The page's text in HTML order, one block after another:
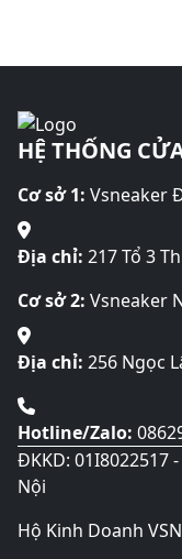
HỆ THỐNG
Cơ sở 1: Vsneaker
Địa chỉ: 217 Tổ 3
Cơ sở 2: Vsneaker
Địa chỉ: 256 Ngọc
Hotline/Zalo:
ĐKKD: 01I8022517
Nội
Hộ Kinh Doanh